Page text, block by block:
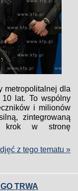
metropolitalnej dla
lat. To wspólny
i milionów
zintegrowaną
krok w stronę
z tego tematu »
TRWA